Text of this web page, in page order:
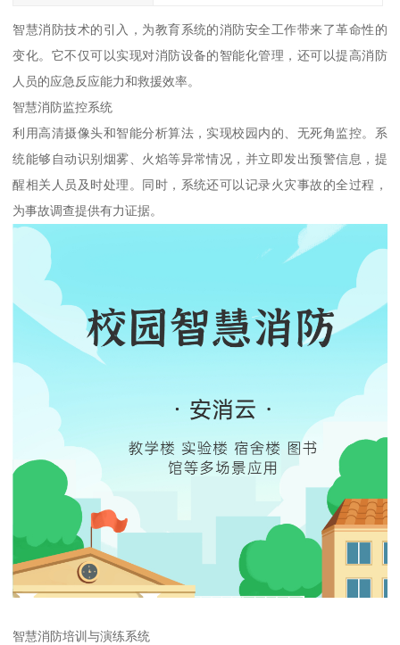
智慧消防技术的引入，为教育系统的消防安全工作带来了革命性的
变化。它不仅可以实现对消防设备的智能化管理，还可以提高消防
人员的应急反应能力和救援效率。
智慧消防监控系统
利用高清摄像头和智能分析算法，实现校园内的、无死角监控。系
统能够自动识别烟雾、火焰等异常情况，并立即发出预警信息，提
醒相关人员及时处理。同时，系统还可以记录火灾事故的全过程，
为事故调查提供有力证据。
智慧消防培训与演练系统